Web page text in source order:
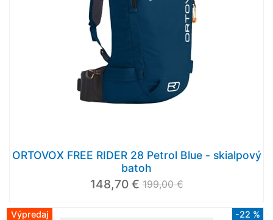
ORTOVOX FREE RIDER 28 Petrol Blue - skialpový
batoh
148,70 € 199,00 €
Výpredaj -22 %